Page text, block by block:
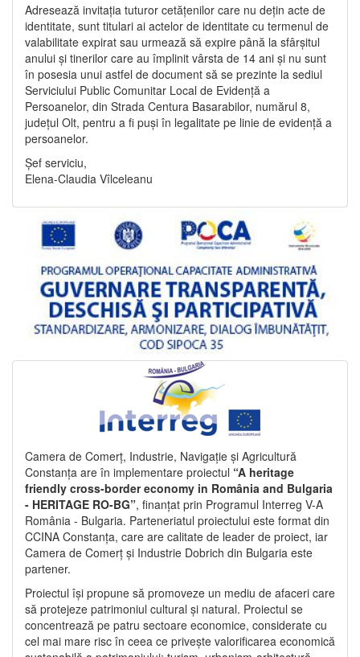
Adresează invitația tuturor cetățenilor care nu dețin acte de
identitate, sunt titulari ai actelor de identitate cu termenul de
valabilitate expirat sau urmează să expire până la sfârșitul
anului și tinerilor care au împlinit vârsta de 14 ani și nu sunt
în posesia unui astfel de document să se prezinte la sediul
Serviciului Public Comunitar Local de Evidență a
Persoanelor, din Strada Centura Basarabilor, numărul 8,
județul Olt, pentru a fi puși în legalitate pe linie de evidență a
persoanelor.
Șef serviciu,
Elena-Claudia Vîlceleanu
Camera de Comerț, Industrie, Navigație și Agricultură
Constanța are în implementare proiectul “A heritage
friendly cross-border economy in România and Bulgaria
- HERITAGE RO-BG”, finanțat prin Programul Interreg V-A
România - Bulgaria. Parteneriatul proiectului este format din
CCINA Constanța, care are calitate de leader de proiect, iar
Camera de Comerț și Industrie Dobrich din Bulgaria este
partener.
Proiectul își propune să promoveze un mediu de afaceri care
să protejeze patrimoniul cultural și natural. Proiectul se
concentrează pe patru sectoare economice, considerate cu
cel mai mare risc în ceea ce privește valorificarea economică